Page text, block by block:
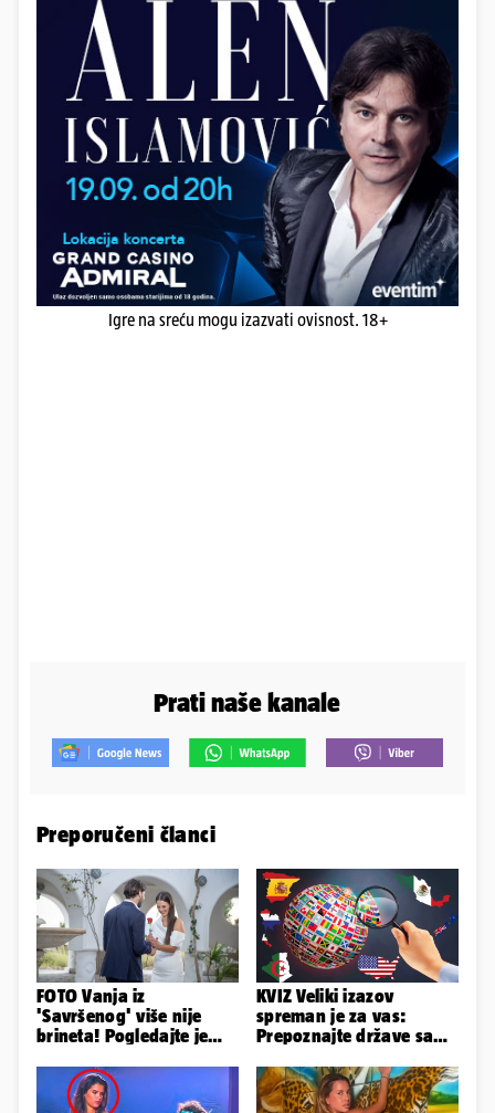
Igre na sreću mogu izazvati ovisnost. 18+
Prati naše kanale
Preporučeni članci
FOTO Vanja iz
'Savršenog' više nije
brineta! Pogledajte je
KVIZ Veliki izazov
spreman je za vas:
Prepoznajte države samo
teritorija...